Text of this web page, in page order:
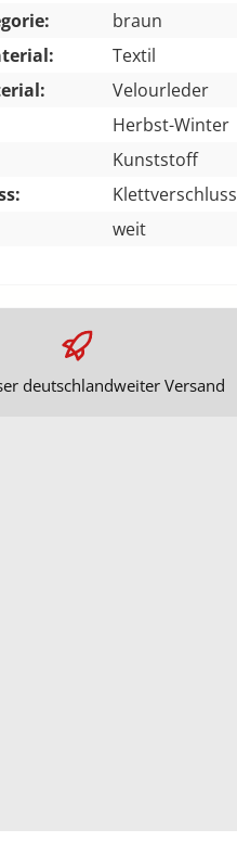
braun
Textil
Velourleder
Herbst-Winter
Kunststoff
Klettverschluss
weit
deutschlandweiter Versand